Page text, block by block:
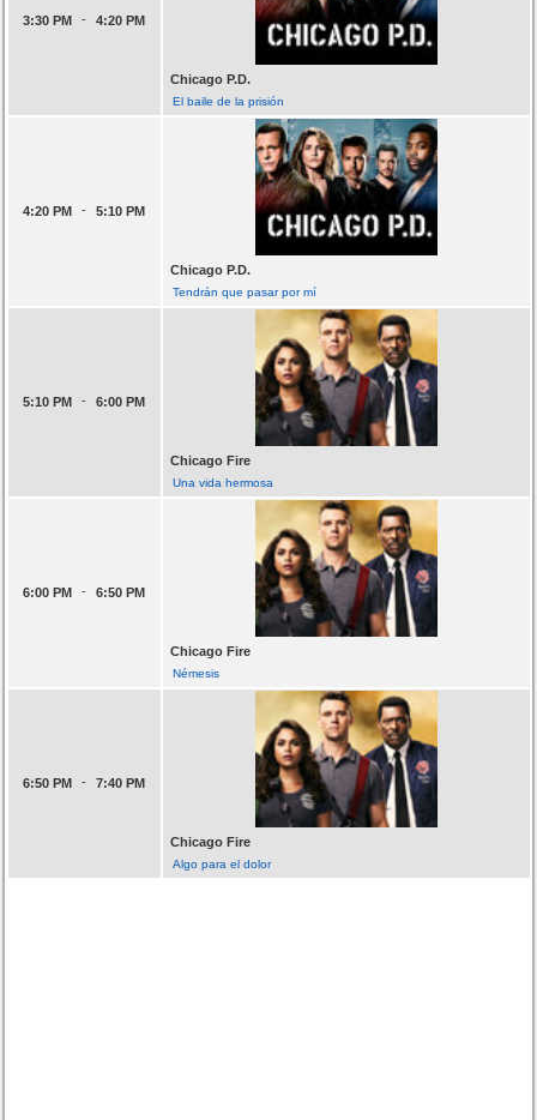
3:30 PM - 4:20 PM
Chicago P.D.
El baile de la prisión
4:20 PM - 5:10 PM
Chicago P.D.
Tendrán que pasar por mí
5:10 PM - 6:00 PM
Chicago Fire
Una vida hermosa
6:00 PM - 6:50 PM
Chicago Fire
Némesis
6:50 PM - 7:40 PM
Chicago Fire
Algo para el dolor